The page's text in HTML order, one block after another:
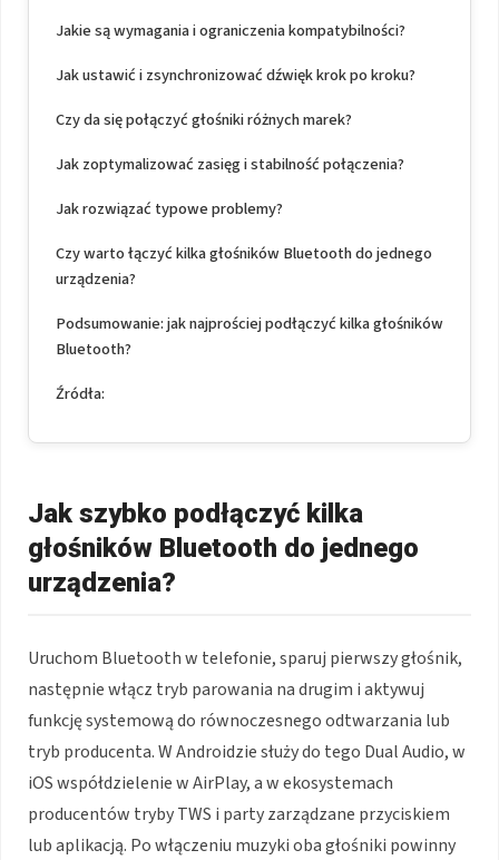
Jakie są wymagania i ograniczenia kompatybilności?
Jak ustawić i zsynchronizować dźwięk krok po kroku?
Czy da się połączyć głośniki różnych marek?
Jak zoptymalizować zasięg i stabilność połączenia?
Jak rozwiązać typowe problemy?
Czy warto łączyć kilka głośników Bluetooth do jednego
urządzenia?
Podsumowanie: jak najprościej podłączyć kilka głośników
Bluetooth?
Źródła:
Jak szybko podłączyć kilka
głośników Bluetooth do jednego
urządzenia?
Uruchom Bluetooth w telefonie, sparuj pierwszy głośnik,
następnie włącz tryb parowania na drugim i aktywuj
funkcję systemową do równoczesnego odtwarzania lub
tryb producenta. W Androidzie służy do tego Dual Audio, w
iOS współdzielenie w AirPlay, a w ekosystemach
producentów tryby TWS i party zarządzane przyciskiem
lub aplikacją. Po włączeniu muzyki oba głośniki powinny